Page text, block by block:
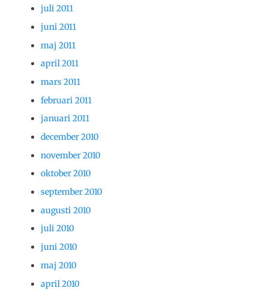
juli 2011
juni 2011
maj 2011
april 2011
mars 2011
februari 2011
januari 2011
december 2010
november 2010
oktober 2010
september 2010
augusti 2010
juli 2010
juni 2010
maj 2010
april 2010